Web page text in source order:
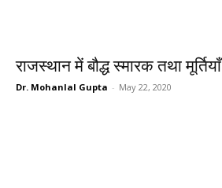
राजस्थान में बौद्ध स्मारक तथा मूर्तियाँ
Dr. Mohanlal Gupta - May 22, 2020